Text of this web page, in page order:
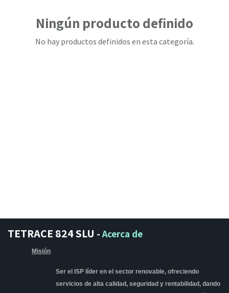
Ningún producto definido
No hay productos definidos en esta categoría.
TETRACE 824 SLU -Acerca de
Misión
Ser el ISP líder en el sector renovable, ofreciendo
servicios de alta calidad, seguridad y rentabilidad, dando